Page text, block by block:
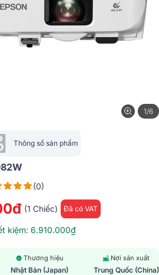
1/6
Thông số sản phẩm
(0)
(1 Chiếc) Đã có VAT
kiệm: 6.910.000₫
Thương hiệu
Nhật Bản (Japan)
Nơi sản xuất
Trung Quốc (China)